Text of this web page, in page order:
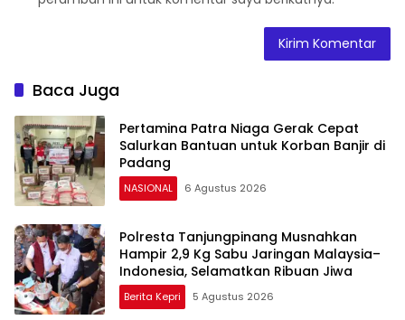
Baca Juga
Pertamina Patra Niaga Gerak Cepat
Salurkan Bantuan untuk Korban Banjir di
Padang
NASIONAL 6 Agustus 2026
Polresta Tanjungpinang Musnahkan
Hampir 2,9 Kg Sabu Jaringan Malaysia–
Indonesia, Selamatkan Ribuan Jiwa
Berita Kepri 5 Agustus 2026